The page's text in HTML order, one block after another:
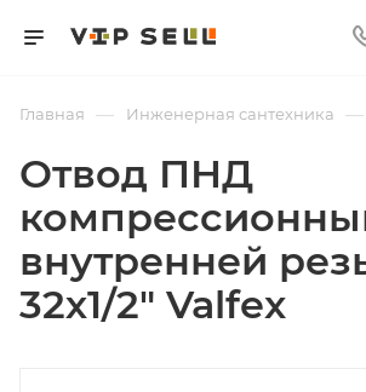
Главная — Инженерная сантехника —
Отвод ПНД
внутренней
32х1/2" Valfex